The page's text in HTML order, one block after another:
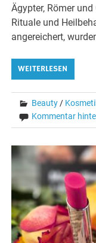
Ägypter, Römer
Rituale und
angereichert,
WEITERLESEN
Beauty /
Kommentar